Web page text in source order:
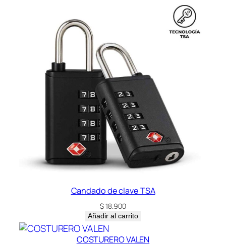
Candado de clave TSA
$18.900
Añadir al carrito
COSTURERO VALEN